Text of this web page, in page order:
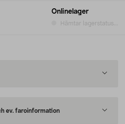
Onlinelager
Hämtar lagerstatus...
ev. faroinformation